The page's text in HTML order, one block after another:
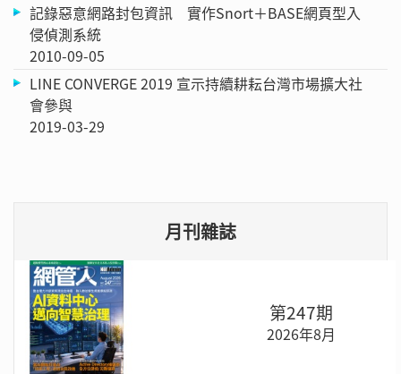
記錄惡意網路封包資訊 實作Snort＋BASE網頁型入
侵偵測系統
2010-09-05
LINE CONVERGE 2019 宣示持續耕耘台灣市場擴大社
會參與
2019-03-29
月刊雜誌
第247期
2026年8月